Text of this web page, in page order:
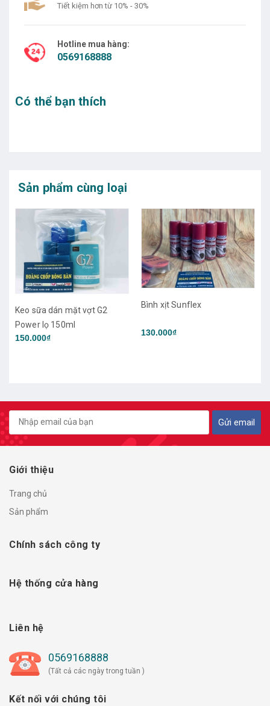
Tiết kiệm hơn từ 10% - 30%
Hotline mua hàng:
0569168888
Có thể bạn thích
Sản phẩm cùng loại
dán mặt vợt G2
lọ 150ml
Bình xịt Sunflex
Gửi email
Giới thiệu
Trang chủ
Sản phẩm
Chính sách công ty
Hệ thống cửa hàng
Liên hệ
0569168888
(Tất cả các ngày trong tuần )
Kết nối với chúng tôi